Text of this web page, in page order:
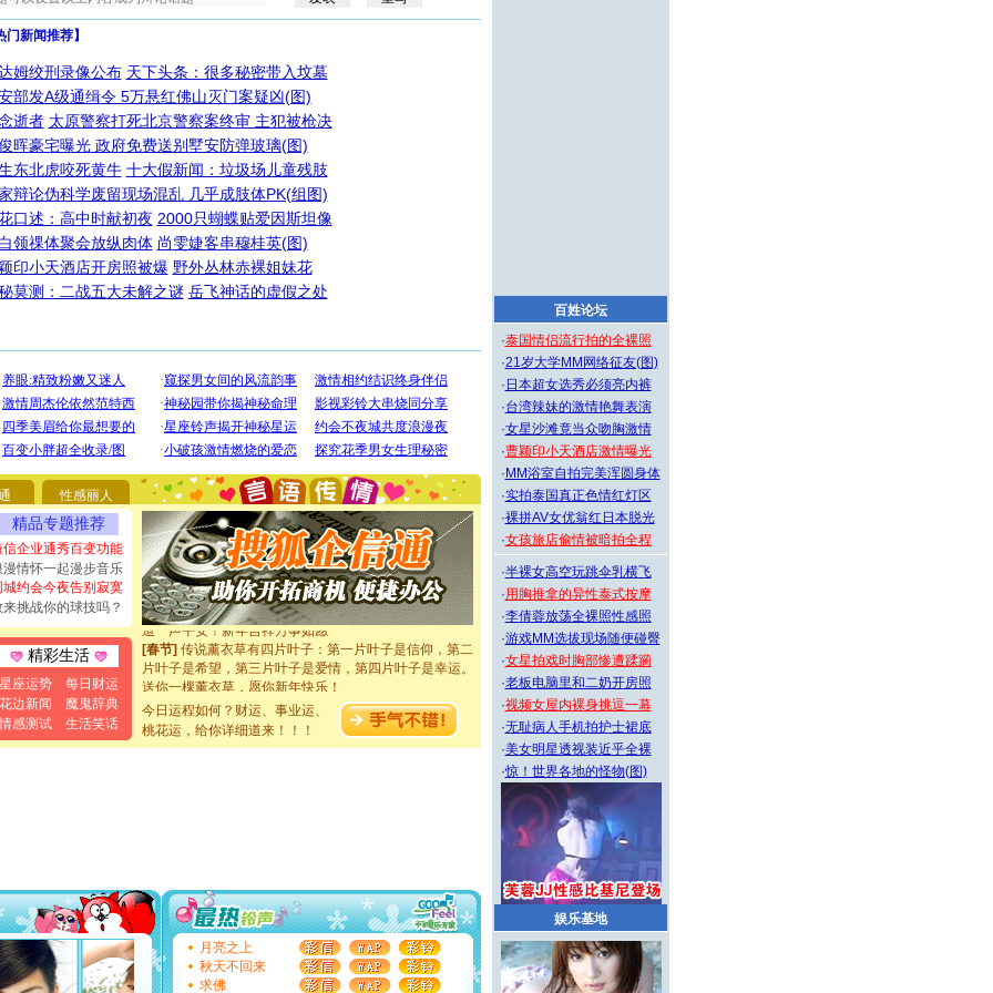
门新闻推荐】
姆绞刑录像公布 天下头条：很多秘密带入坟墓
部发A级通缉令 5万悬红佛山灭门案疑凶(图)
逝者 太原警察打死北京警察案终审 主犯被枪决
晖豪宅曝光 政府免费送别墅安防弹玻璃(图)
东北虎咬死黄牛 十大假新闻：垃圾场儿童残肢
辩论伪科学废留现场混乱 几乎成肢体PK(组图)
口述：高中时献初夜 2000只蝴蝶贴爱因斯坦像
领祼体聚会放纵肉体 尚雯婕客串穆桂英(图)
印小天酒店开房照被爆 野外丛林赤裸姐妹花
莫测：二战五大未解之谜 岳飞神话的虚假之处
性感丽人
精品专题推荐
信企业通秀百变功能
漫情怀一起漫步音乐
城约会今夜告别寂寞
来挑战你的球技吗？
精彩生活
座运势
每日财运
边新闻
魔鬼辞典
感测试
生活笑话
[圣诞节] 圣诞节到了，想想没什么送给你的，又不打算给
你太多，只有给你五千万：千万快乐！千万要健康！千万
要平安！千万要知足！千万不要忘记我！
都要快乐噢!
[圣诞节]奉上一颗祝福的心,在这个特别的日子里,愿幸福,
[元旦]看到你我会触电；看不到你我要充电；没有你我会
断电。爱你是我职业，想你是我事业，抱你是我特长，吻
你是我专业！水晶之恋祝你新年快乐
起；二是再生再世和你在一起；三是三生三世和你不再分
离。水晶之恋祝你新年快乐
[元旦]当我狠下心扭头离去那一刻，你在我身后无助地哭
泣，这痛楚让我明白我多么爱你。我转身抱住你：这猪不
卖了。水晶之恋祝你新年快乐。
[春节]风柔雨润好月圆，半岛铁盒伴身边，每日尽显开心
颜！冬去春来似水如烟，劳碌人生需尽欢！听一曲轻歌，
道一声平安！新年吉祥万事如愿
[春节]传说薰衣草有四片叶子：第一片叶子是信仰，第二
片叶子是希望，第三片叶子是爱情，第四片叶子是幸运。
送你一棵薰衣草，愿你新年快乐！
[圣诞节]圣诞节到了，想想没什么送给你的，又不打算给
你太多，只有给你五千万：千万快乐！千万要健康！千万
要平安！千万要知足！千万不要忘记我！
[圣诞节]不只这样的日子才会想起你,而是这样的日子才
[元旦]如果上天让我许三个愿望，一是今生今世和你在一
起；二是再生再世和你在一起；三是三生三世和你不再分
离。水晶之恋祝你新年快乐
[元旦]
当我狠下心扭头离去那一刻，你在我身后无助地哭
泣，这痛楚让我明白我多么爱你。我转身抱住你：这猪不
今日运程如何？财运、事业运、
桃花运，给你详细道来！！！
月亮之上
秋天不回来
求佛
百姓论坛
·泰国情侣流行拍的全裸照
·21岁大学MM网络征友(图)
· 日本超女选秀必须亮内裤
·台湾辣妹的激情艳舞表演
·女星沙滩竟当众吻胸激情
·曹颖印小天酒店激情曝光
· MM浴室自拍完美浑圆身体
·实拍泰国真正色情红灯区
·裸拼AV女优翁红日本脱光
·女孩旅店偷情被暗拍全程
·半裸女高空玩跳伞乳横飞
·用胸推拿的异性泰式按摩
·李倩蓉放荡全裸照性感照
·游戏MM选拔现场随便碰臀
·女星拍戏时胸部惨遭蹂躏
·老板电脑里和二奶开房照
·视频女屋内裸身挑逗一幕
·无耻病人手机拍护士裙底
·美女明星透视装近乎全裸
·惊！世界各地的怪物(图)
娱乐基地